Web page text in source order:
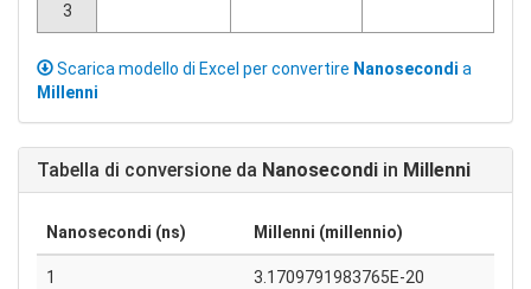
3
Scarica modello di Excel per convertire Nanosecondi a
Millenni
Tabella di conversione da Nanosecondi in Millenni
Nanosecondi (ns) Millenni (millennio)
1 3.1709791983765E-20